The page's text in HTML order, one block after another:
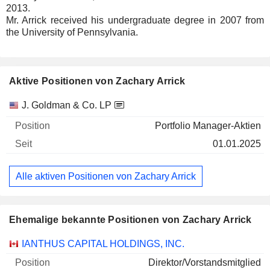
2013.
Mr. Arrick received his undergraduate degree in 2007 from
the University of Pennsylvania.
Aktive Positionen von Zachary Arrick
Unternehmen Position Beginn
J. Goldman & Co. LP
Portfolio Manager-Aktien
01.01.2025
Alle aktiven Positionen von Zachary Arrick
Ehemalige bekannte Positionen von Zachary Arrick
Unternehmen Position Ende
IANTHUS CAPITAL HOLDINGS, INC.
Direktor/Vorstandsmitglied